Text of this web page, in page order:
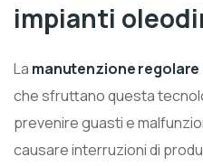
impianti
La manutenzione
che sfruttano questa
prevenire guasti e
causare interruzioni di